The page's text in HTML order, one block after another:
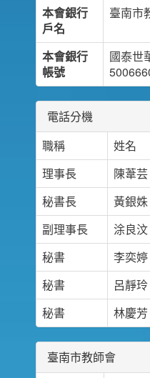
本會銀行
戶名
臺南市
本會銀行
帳號
國泰世
電話分機
職稱
姓名
理事長
陳葦芸
秘書長
黃銀姝
副理事長
涂良汶
秘書
李奕婷
秘書
呂靜玲
秘書
林慶芳
臺南市教師會